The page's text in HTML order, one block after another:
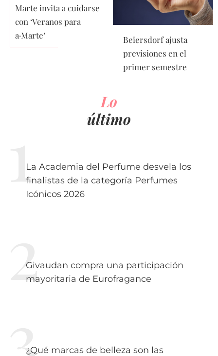
Marte invita a cuidarse
con ‘Veranos para
a·Marte’
Beiersdorf ajusta
previsiones en el
primer semestre
Lo
último
La Academia del Perfume desvela los
finalistas de la categoría Perfumes
Icónicos 2026
Givaudan compra una participación
mayoritaria de Eurofragance
¿Qué marcas de belleza son las